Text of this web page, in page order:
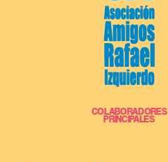
COLABORADORES
PRINCIPALES